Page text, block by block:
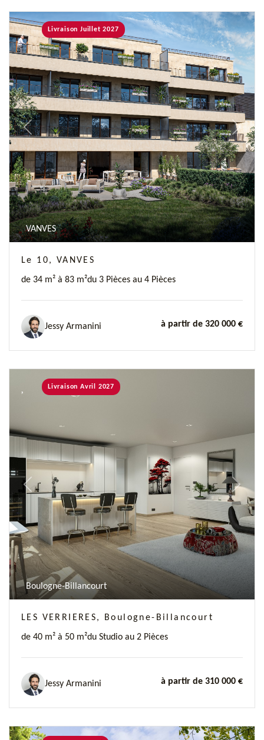
Previous Next
Livraison Juillet 2027
VANVES
Le 10, VANVES
de 34 m² à 83 m²du 3 Pièces au 4 Pièces
Jessy Armanini à partir de 320 000 €
Previous Next
Livraison Avril 2027
Boulogne-Billancourt
LES VERRIERES, Boulogne-Billancourt
de 40 m² à 50 m²du Studio au 2 Pièces
Jessy Armanini à partir de 310 000 €